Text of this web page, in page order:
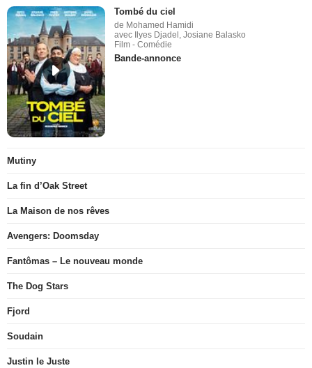
Tombé du ciel
de Mohamed Hamidi
avec Ilyes Djadel, Josiane Balasko
Film - Comédie
Bande-annonce
Mutiny
La fin d’Oak Street
La Maison de nos rêves
Avengers: Doomsday
Fantômas – Le nouveau monde
The Dog Stars
Fjord
Soudain
Justin le Juste